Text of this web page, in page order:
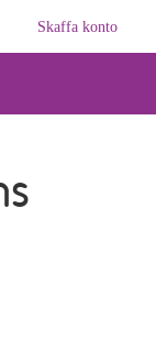
Skaffa konto